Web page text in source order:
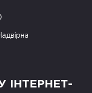
ІНТЕРНЕТ-